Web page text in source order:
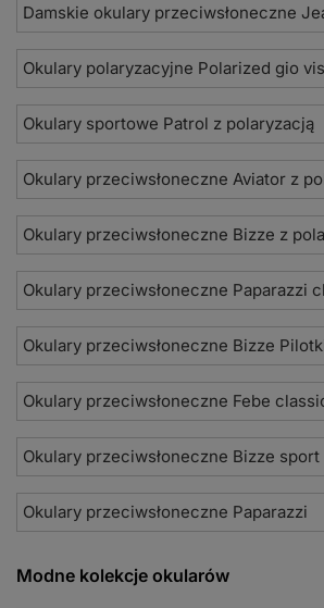
Damskie okulary przeciwsłoneczne
Okulary polaryzacyjne Polarized gio
Okulary sportowe Patrol z polaryzacją
Okulary przeciwsłoneczne Aviator z
Okulary przeciwsłoneczne Bizze z
Okulary przeciwsłoneczne Paparazzi
Okulary przeciwsłoneczne Bizze
Okulary przeciwsłoneczne Febe
Okulary przeciwsłoneczne Bizze sport
Okulary przeciwsłoneczne Paparazzi
Modne kolekcje okularów